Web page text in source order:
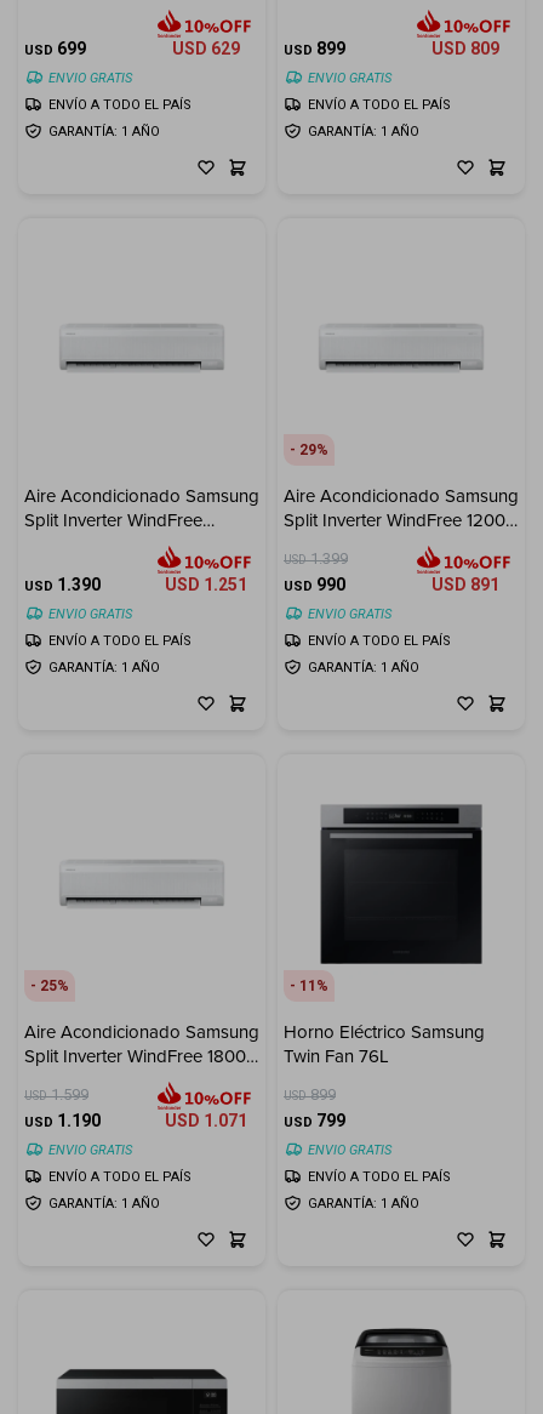
USD 699 USD 629
ENVIO GRATIS
GARANTÍA: 1 AÑO
ENVÍO A TODO EL PAÍS
USD 899 USD 809
ENVIO GRATIS
GARANTÍA: 1 AÑO
ENVÍO A TODO EL PAÍS
Aire Acondicionado Samsung
Split Inverter WindFree
USD 1.390 USD 1.251
ENVIO GRATIS
GARANTÍA: 1 AÑO
ENVÍO A TODO EL PAÍS
29
Aire Acondicionado Samsung
Split Inverter WindFree 12000
USD 1.399
USD 990 USD 891
ENVIO GRATIS
GARANTÍA: 1 AÑO
ENVÍO A TODO EL PAÍS
25
Aire Acondicionado Samsung
Split Inverter WindFree 18000
USD 1.599
USD 1.190 USD 1.071
ENVIO GRATIS
GARANTÍA: 1 AÑO
ENVÍO A TODO EL PAÍS
11
Horno Eléctrico Samsung
Twin Fan 76L
USD 899
USD 799
ENVIO GRATIS
GARANTÍA: 1 AÑO
ENVÍO A TODO EL PAÍS